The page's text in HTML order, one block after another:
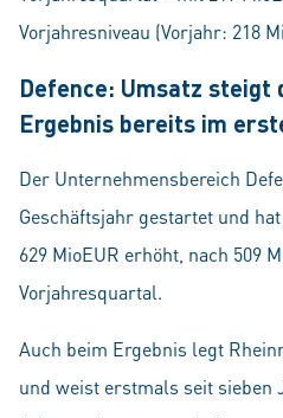
Vorjahresniveau (Vorjahr: 218
Defence: Umsatz steigt
Ergebnis bereits im
Der Unternehmensbereich
Geschäftsjahr gestartet und
629 MioEUR erhöht, nach 509
Vorjahresquartal.
Auch beim Ergebnis legt
und weist erstmals seit sieben